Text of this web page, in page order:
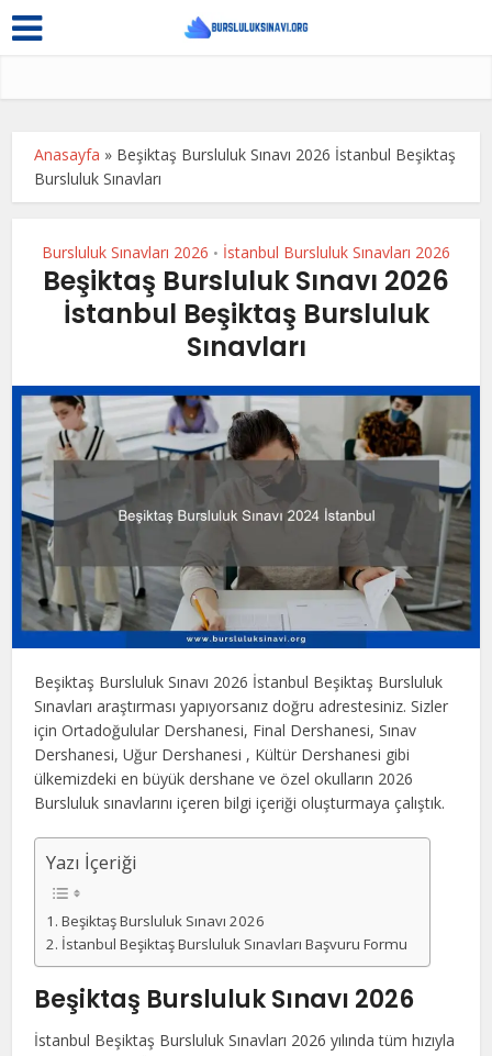
Anasayfa » Beşiktaş Bursluluk Sınavı 2026 İstanbul Beşiktaş
Bursluluk Sınavları
Bursluluk Sınavları 2026 • İstanbul Bursluluk Sınavları 2026
Beşiktaş Bursluluk Sınavı 2026
İstanbul Beşiktaş Bursluluk
Sınavları
Beşiktaş Bursluluk Sınavı 2026 İstanbul Beşiktaş Bursluluk
Sınavları araştırması yapıyorsanız doğru adrestesiniz. Sizler
için Ortadoğulular Dershanesi, Final Dershanesi, Sınav
Dershanesi, Uğur Dershanesi , Kültür Dershanesi gibi
ülkemizdeki en büyük dershane ve özel okulların 2026
Bursluluk sınavlarını içeren bilgi içeriği oluşturmaya çalıştık.
Yazı İçeriği
Beşiktaş Bursluluk Sınavı 2026
İstanbul Beşiktaş Bursluluk Sınavları Başvuru Formu
Beşiktaş Bursluluk Sınavı 2026
İstanbul Beşiktaş Bursluluk Sınavları 2026 yılında tüm hızıyla